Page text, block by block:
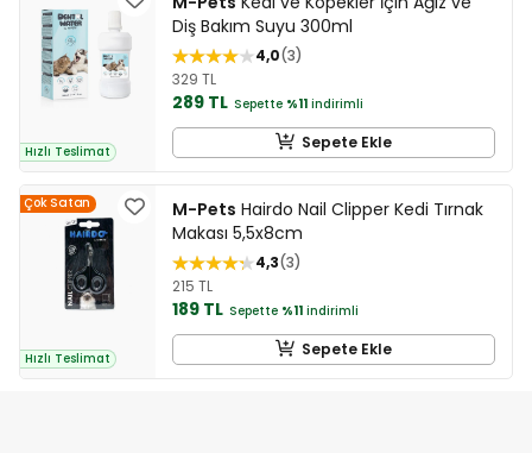
Hızlı Teslimat
Diş Bakım Suyu 300ml
4,0 3
329 TL
289 TL Sepette %11 indirimli
Sepete Ekle
Çok Satan
Hızlı Teslimat
M-Pets Hairdo Nail Clipper Kedi Tırnak
Makası 5,5x8cm
4,3 3
215 TL
189 TL Sepette %11 indirimli
Sepete Ekle